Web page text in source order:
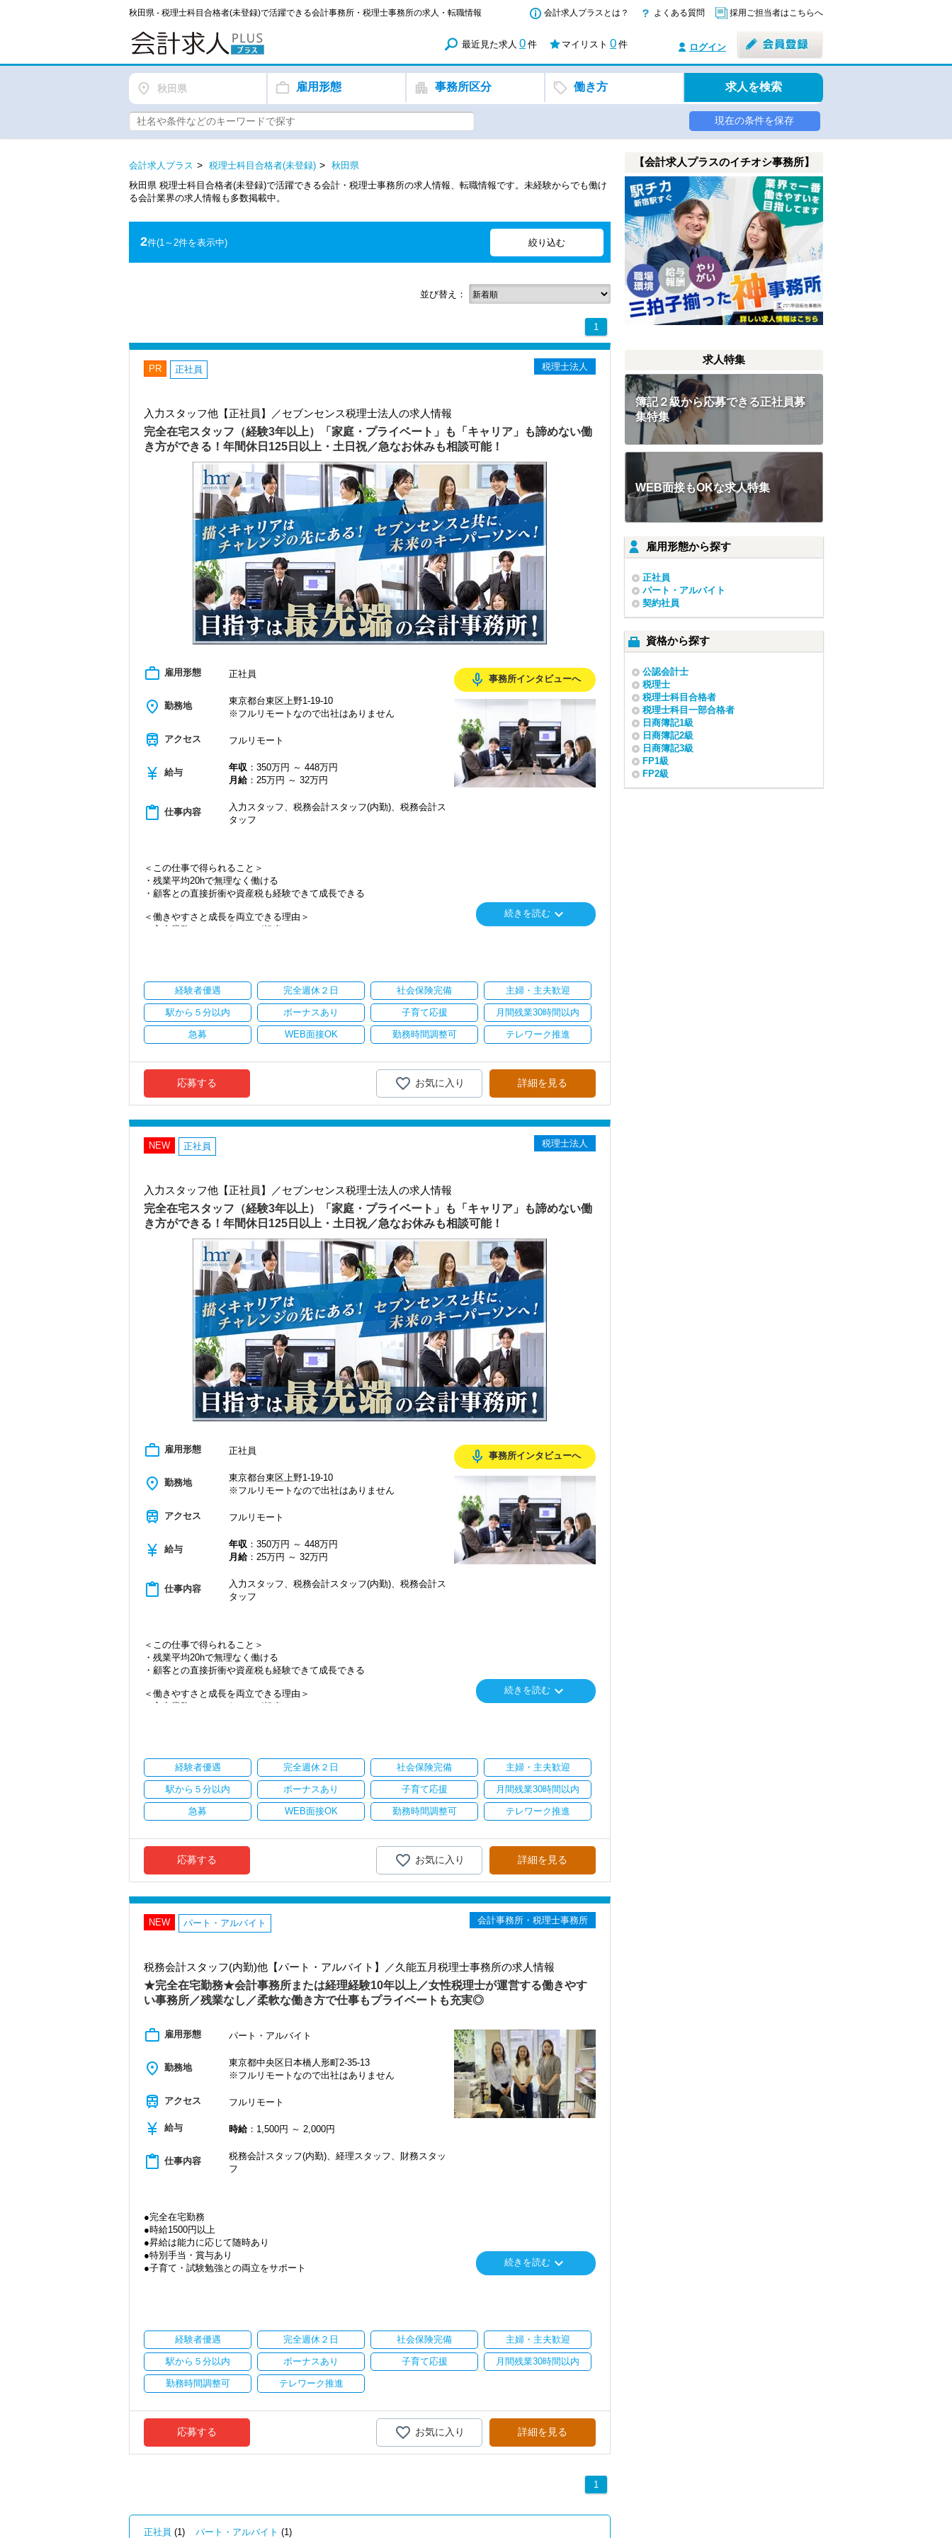
秋田県 - 税理士科目合格者(未登録)で活躍できる会計事務所・税理士事務所の求人・転職情報 会計求人プラスとは？ よくある質問 採用ご担当者はこちらへ
最近見た求人 0 件 マイリスト 0 件 ログイン
秋田県 雇用形態 事務所区分 働き方 求人を検索
現在の条件を保存
会計求人プラス 税理士科目合格者(未登録)
秋田県
秋田県 税理士科目合格者(未登録)で活躍できる会計・税理士事務所の求人情報、転職情報です。未経験からでも働け
る会計業界の求人情報も多数掲載中。
2件(1～2件を表示中)
並び替え：
1
PR 正社員 税理士法人
入力スタッフ他【正社員】／セブンセンス税理士法人の求人情報
完全在宅スタッフ（経験3年以上）「家庭・プライベート」も「キャリア」も諦めない働
き方ができる！年間休日125日以上・土日祝／急なお休みも相談可能！
work_outline 雇用形態 正社員
place 勤務地
東京都台東区上野1-19-10
※フルリモートなので出社はありません
train アクセス フルリモート
currency_yen 給与 年収 ：350万円 ～ 448万円
月給：25万円 ～ 32万円
content_paste 仕事内容
入力スタッフ、税務会計スタッフ(内勤)、税務会計ス
タッフ
mic_none 事務所インタビューへ
＜この仕事で得られること＞
・残業平均20hで無理なく働ける
・顧客との直接折衝や資産税も経験できて成長できる
＜働きやすさと成長を両立できる理由＞
・入力業務はアシスタントが担当
・顧客と直接折衝する機会が豊富
・経験値が自然と積み上がる環境
＜働きやすい環境＞
・有給取得率90％以上
・年間休日125日以上
・男性の育休取得率100％
・テレワーク導入済み
・全席デュアルモニタ完備
・クライアント2500社以上
・9割が紹介の安定基盤
・一般企業～医療・学校法人まで対応
・相続／事業承継／M&Aにも対応
＜成長中の税理士法人＞
・全国14拠点で事業展開
・従業員240名以上に拡大
・会計・税務・財務・労務まで対応
・専門家が在籍しワンストップ支援
＜学びを後押し＞
・書籍購入費／研修費は全額会社負担
・隔月で税法・実務の学習会あり
・資格取得を目指す社員が多数
＜募集の背景＞
・事業拡大に伴う増員募集
・組織力強化に向けた採用
・将来の中核人材を募集
＜先輩スタッフの声＞
A. さまざまな業務を任せてもらえるので、以前より成長スピードが上がったと感じています。
A. 上司や先輩に相談しやすく、風通しの良い職場だと感じています。
・税務経験を活かして成長したい方
・キャリアアップ志向のある方
・顧客対応や提案業務に挑戦したい方
・資産税など専門性を高めたい方
・事前に気軽な面談を実施
・仕事内容やキャリアを相談可
・ざっくばらんに質問OK
・入社時期は柔軟に対応
続きを読む keyboard_arrow_down
経験者優遇 完全週休２日 社会保険完備 主婦・主夫歓迎
駅から５分以内 ボーナスあり 子育て応援 月間残業30時間以内
急募 WEB面接OK 勤務時間調整可 テレワーク推進
応募する 詳細を見る
お気に入り
NEW 正社員 税理士法人
入力スタッフ他【正社員】／セブンセンス税理士法人の求人情報
完全在宅スタッフ（経験3年以上）「家庭・プライベート」も「キャリア」も諦めない働
き方ができる！年間休日125日以上・土日祝／急なお休みも相談可能！
work_outline 雇用形態 正社員
place 勤務地
東京都台東区上野1-19-10
※フルリモートなので出社はありません
train アクセス フルリモート
currency_yen 給与 年収 ：350万円 ～ 448万円
月給：25万円 ～ 32万円
content_paste 仕事内容
入力スタッフ、税務会計スタッフ(内勤)、税務会計ス
タッフ
mic_none 事務所インタビューへ
＜この仕事で得られること＞
・残業平均20hで無理なく働ける
・顧客との直接折衝や資産税も経験できて成長できる
＜働きやすさと成長を両立できる理由＞
・入力業務はアシスタントが担当
・顧客と直接折衝する機会が豊富
・経験値が自然と積み上がる環境
＜働きやすい環境＞
・有給取得率90％以上
・年間休日125日以上
・男性の育休取得率100％
・テレワーク導入済み
・全席デュアルモニタ完備
・クライアント2500社以上
・9割が紹介の安定基盤
・一般企業～医療・学校法人まで対応
・相続／事業承継／M&Aにも対応
＜成長中の税理士法人＞
・全国14拠点で事業展開
・会計・税務・財務・労務まで対応
・専門家が在籍しワンストップ支援
＜学びを後押し＞
・書籍購入費／研修費は全額会社負担
・隔月で税法・実務の学習会あり
・資格取得を目指す社員が多数
＜募集の背景＞
・組織力強化に向けた採用
・将来の中核人材を募集
A. 幅広い業務を経験できる点に魅力を感じ、入所を決めました。
Q. 実際に働いてみてどうですか？
A. さまざまな業務を任せてもらえるので、以前より成長スピードが上がったと感じています。
Q. 職場の雰囲気は？
・キャリアアップ志向のある方
・主体的に業務を進められる方
・顧客対応や提案業務に挑戦したい方
・資産税など専門性を高めたい方
・将来的にマネジメントに関わりたい方
＜まずはカジュアル面談へ＞
・事前に気軽な面談を実施
・仕事内容やキャリアを相談可
・ざっくばらんに質問OK
続きを読む keyboard_arrow_down
経験者優遇 完全週休２日 社会保険完備 主婦・主夫歓迎
駅から５分以内 ボーナスあり 子育て応援 月間残業30時間以内
急募 WEB面接OK 勤務時間調整可 テレワーク推進
応募する 詳細を見る
お気に入り
NEW パート・アルバイト 会計事務所・税理士事務所
税務会計スタッフ(内勤)他【パート・アルバイト】／久能五月税理士事務所の求人情報
★完全在宅勤務★会計事務所または経理経験10年以上／女性税理士が運営する働きやす
い事務所／残業なし／柔軟な働き方で仕事もプライベートも充実◎
work_outline 雇用形態 パート・アルバイト
place 勤務地
東京都中央区日本橋人形町2-35-13
※フルリモートなので出社はありません
train アクセス フルリモート
currency_yen 給与 時給：1,500円 ～ 2,000円
content_paste 仕事内容
税務会計スタッフ(内勤)、経理スタッフ、財務スタッ
フ
●完全在宅勤務
●時給1500円以上
●昇給は能力に応じて随時あり
●特別手当・賞与あり
●子育て・試験勉強との両立をサポート
現代では電子化が進んでいることから人も会社も生産性が求められており、当事務所でもDXを積極的に推進
しています。
職員一人ひとりの力がそのまま事業運営に直結するところで、個人事務所ならではの面白さと実感が当事務所
にはあります。
新しいチャレンジが沢山ありますので、飽きることなく経験を積み重ねることができます。
個人事務所ならではの自由な雰囲気で、気負いなく業務に向かっています。
職員同士の距離も近く、先輩へ相談しながら業務を覚えていくことができます。
パソコン作業になりますので、目や脳が疲れたら、お茶やお菓子で糖分補給もしながら、作業を進めていま
す。
【具体的な業務】
続きを読む keyboard_arrow_down
経験者優遇 完全週休２日 社会保険完備 主婦・主夫歓迎
駅から５分以内 ボーナスあり 子育て応援 月間残業30時間以内
勤務時間調整可 テレワーク推進
応募する 詳細を見る
お気に入り
1
正社員 (1) パート・アルバイト (1)
【会計求人プラスのイチオシ事務所】
求人特集
簿記２級から応募できる正社員募
集特集
WEB面接もOKな求人特集
雇用形態から探す
正社員
パート・アルバイト
契約社員
資格から探す
公認会計士
税理士
税理士科目合格者
税理士科目一部合格者
日商簿記1級
日商簿記2級
日商簿記3級
FP1級
FP2級